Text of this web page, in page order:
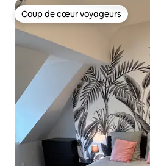
Coup de cœur voyageurs
Coup de cœur voyageurs